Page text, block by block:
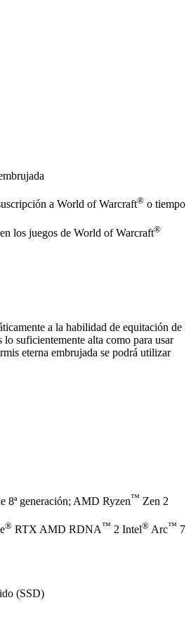
a World of Warcraft® o tiempo
los juegos de World of Warcraft®
a la habilidad de equitación de
lo suficientemente alta como para usar
eterna embrujada se podrá utilizar
8ª generación; AMD Ryzen™ Zen 2
® RTX AMD RDNA™ 2 Intel® Arc™ 7
(SSD)